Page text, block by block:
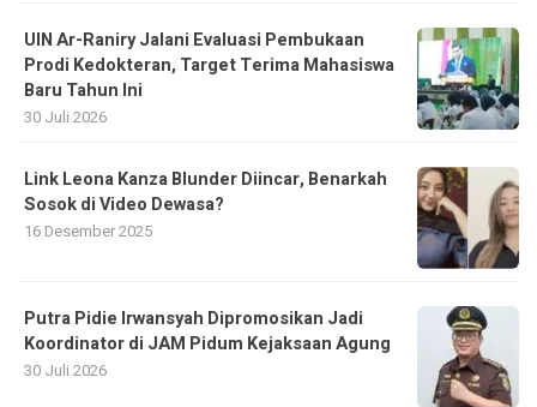
UIN Ar-Raniry Jalani Evaluasi Pembukaan
Prodi Kedokteran, Target Terima Mahasiswa
Baru Tahun Ini
30 Juli 2026
Link Leona Kanza Blunder Diincar, Benarkah
Sosok di Video Dewasa?
16 Desember 2025
Putra Pidie Irwansyah Dipromosikan Jadi
Koordinator di JAM Pidum Kejaksaan Agung
30 Juli 2026